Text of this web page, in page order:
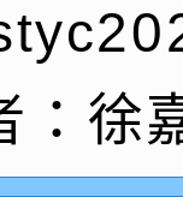
函釋公
請許可
署委託
理「
星期六
：徐